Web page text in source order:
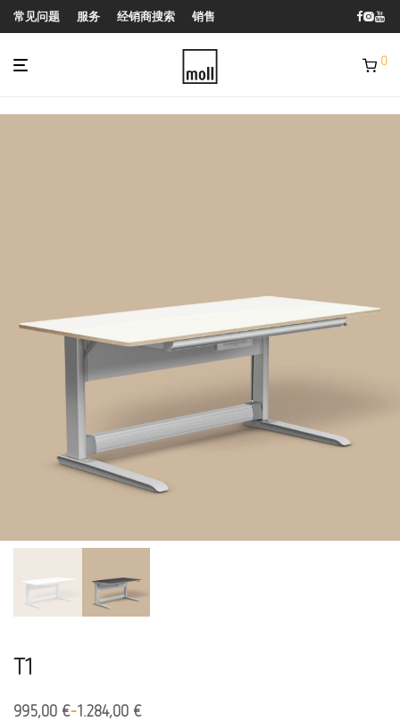
常见问题 服务 经销商搜索 销售
0
T1
995,00 €-1.284,00 €